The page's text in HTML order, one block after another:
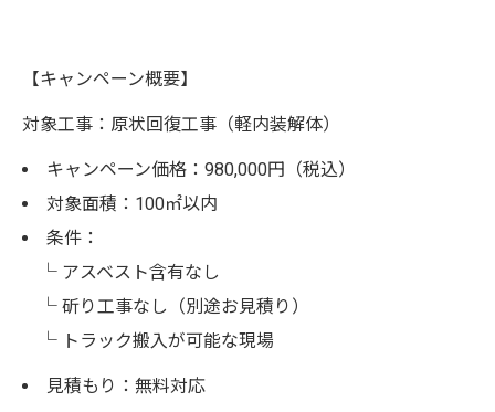
【キャンペーン概要】
対象工事：原状回復工事（軽内装解体）
キャンペーン価格：980,000円（税込）
対象面積：100㎡以内
条件：
└ アスベスト含有なし
└ 斫り工事なし（別途お見積り）
└ トラック搬入が可能な現場
見積もり：無料対応